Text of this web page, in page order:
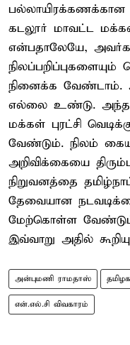
பல்லாயிரக்கணக்கான
கடலூர் மாவட்ட
என்பதாலேயே,
நினைக்க வேண்டாம்.
எல்லை உண்டு. அந்த
மக்கள் புரட்சி
வேண்டும். நிலம்
அறிவிக்கையை
நிறுவனத்தை
தேவையான
மேற்கொள்ள வேண்டும்
இவ்வாறு அதில்
அன்புமணி ராமதாஸ்
என்.எல்.சி விவகாரம்